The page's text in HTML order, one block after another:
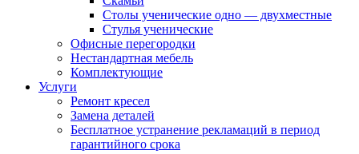
Столы ученические одно — двухместные
Стулья ученические
Офисные перегородки
Нестандартная мебель
Комплектующие
Услуги
Ремонт кресел
Замена деталей
Бесплатное устранение рекламаций в период
гарантийного срока